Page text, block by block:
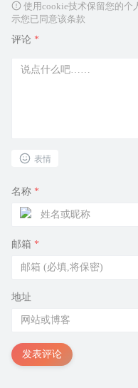
使用cookie技术保留您的个
示您已同意该条款
评论 *
表情
名称 *
邮箱 *
地址
发表评论